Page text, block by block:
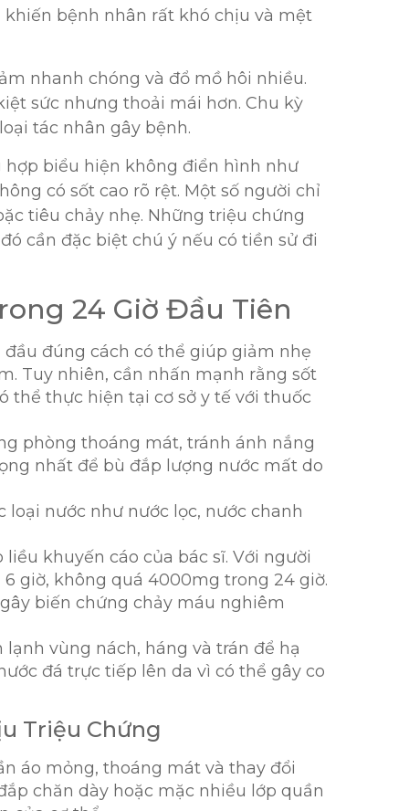
bệnh nhân rất khó chịu và mệt
nhanh chóng và đổ mồ hôi nhiều.
sức nhưng thoải mái hơn. Chu kỳ
tác nhân gây bệnh.
biểu hiện không điển hình như
có sốt cao rõ rệt. Một số người chỉ
tiêu chảy nhẹ. Những triệu chứng
cần đặc biệt chú ý nếu có tiền sử đi
24 Giờ Đầu Tiên
đúng cách có thể giúp giảm nhẹ
Tuy nhiên, cần nhấn mạnh rằng sốt
thể thực hiện tại cơ sở y tế với thuốc
phòng thoáng mát, tránh ánh nắng
nhất để bù đắp lượng nước mất do
nước như nước lọc, nước chanh
khuyến cáo của bác sĩ. Với người
giờ, không quá 4000mg trong 24 giờ.
biến chứng chảy máu nghiêm
vùng nách, háng và trán để hạ
đá trực tiếp lên da vì có thể gây co
Triệu Chứng
áo mỏng, thoáng mát và thay đổi
chăn dày hoặc mặc nhiều lớp quần